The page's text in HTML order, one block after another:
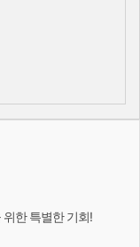
한 특별한 기회!